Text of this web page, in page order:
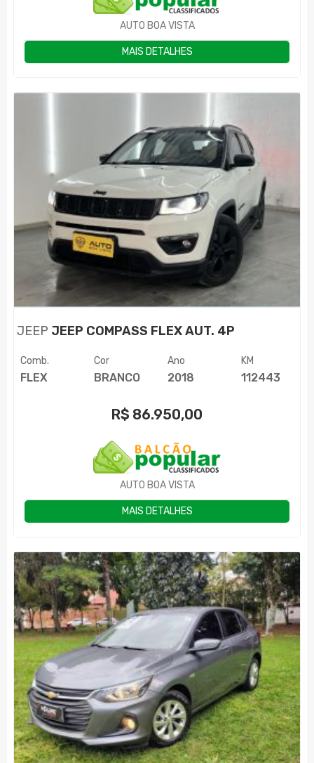
AUTO BOA VISTA
MAIS DETALHES
JEEP JEEP COMPASS FLEX AUT. 4P
Comb.
FLEX
Cor
BRANCO
Ano
2018
KM
112443
R$ 86.950,00
AUTO BOA VISTA
MAIS DETALHES